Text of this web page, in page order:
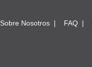
Sobre Nosotros FAQ